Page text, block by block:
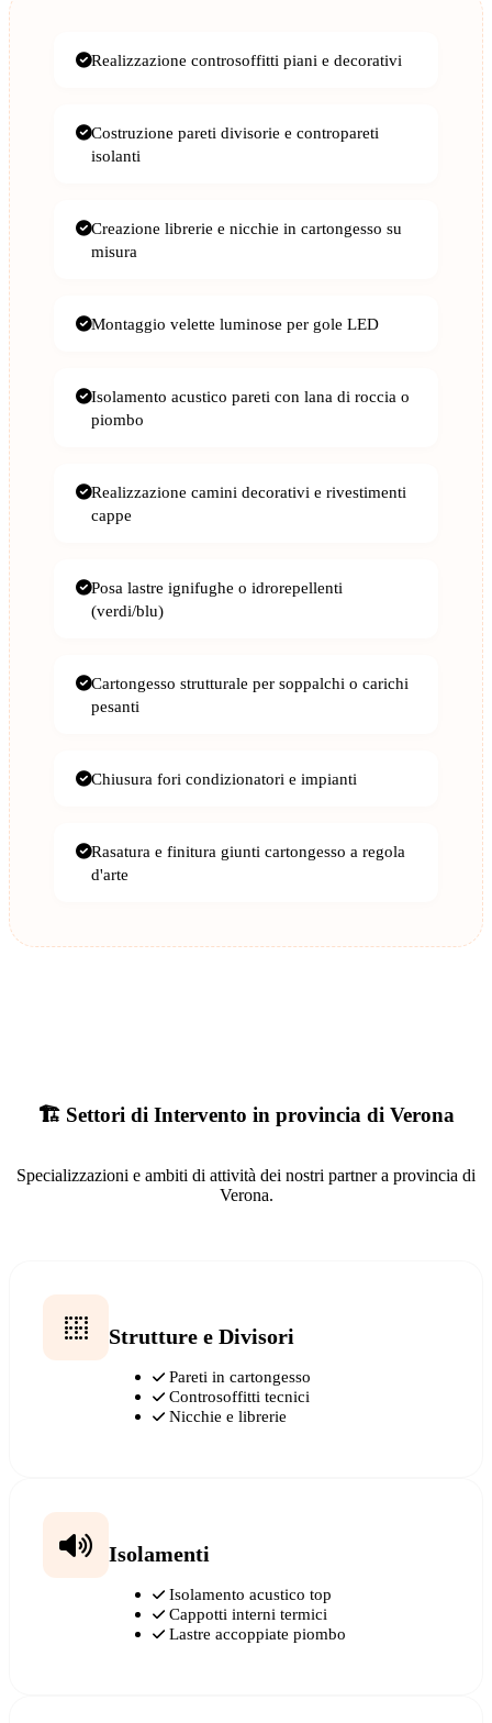
Realizzazione controsoffitti piani e decorativi
Costruzione pareti divisorie e contropareti
isolanti
Creazione librerie e nicchie in cartongesso su
misura
Montaggio velette luminose per gole LED
Isolamento acustico pareti con lana di roccia o
piombo
Realizzazione camini decorativi e rivestimenti
cappe
Posa lastre ignifughe o idrorepellenti
(verdi/blu)
Cartongesso strutturale per soppalchi o carichi
pesanti
Chiusura fori condizionatori e impianti
Rasatura e finitura giunti cartongesso a regola
d'arte
🏗️ Settori di Intervento in provincia di Verona
Specializzazioni e ambiti di attività dei nostri partner a provincia di
Verona.
Strutture e Divisori
Pareti in cartongesso
Controsoffitti tecnici
Nicchie e librerie
Isolamenti
Isolamento acustico top
Cappotti interni termici
Lastre accoppiate piombo